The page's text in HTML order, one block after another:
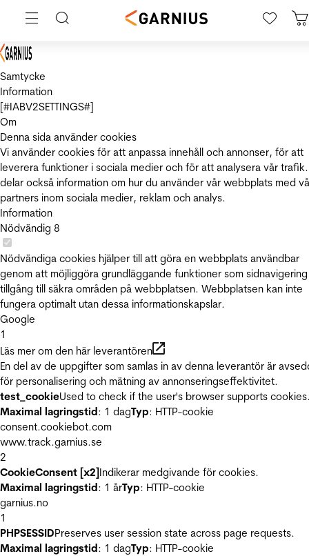
Samtycke
Information
[#IABV2SETTINGS#]
Om
Denna sida använder cookies
Vi använder cookies för att anpassa innehåll och annonser, för att
leverera funktioner i sociala medier och för att analysera vår
delar också information om hur du använder vår webbplats med
partners inom sociala medier, reklam och analys.
Information
Nödvändig 8
Nödvändiga cookies hjälper till att göra en webbplats användbar
genom att möjliggöra grundläggande funktioner som
tillgång till säkra områden på webbplatsen. Webbplatsen kan inte
fungera optimalt utan dessa informationskapslar.
Google
1
Läs mer om den här leverantören
En del av de uppgifter som samlas in av denna leverantör är
för personalisering och mätning av annonseringseffektivitet.
test_cookieUsed to check if the user's browser supports
Maximal lagringstid: 1 dagTyp: HTTP-cookie
consent.cookiebot.com
www.track.garnius.se
2
CookieConsent [x2]Indikerar medgivande för cookies.
Maximal lagringstid: 1 årTyp: HTTP-cookie
garnius.no
1
PHPSESSIDPreserves user session state across page requests.
Maximal lagringstid: 1 dagTyp: HTTP-cookie